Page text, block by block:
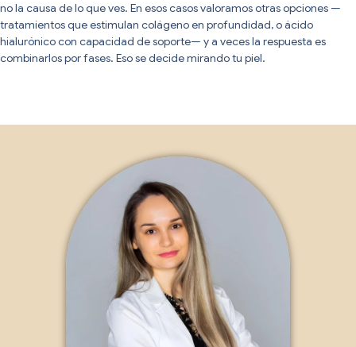
no la causa de lo que ves. En esos casos valoramos otras opciones —
tratamientos que estimulan colágeno en profundidad, o ácido
hialurónico con capacidad de soporte— y a veces la respuesta es
combinarlos por fases. Eso se decide mirando tu piel.